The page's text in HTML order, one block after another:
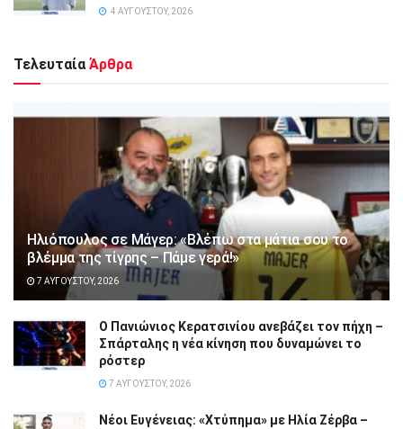
4 ΑΥΓΟΎΣΤΟΥ, 2026
Τελευταία Άρθρα
Ηλιόπουλος σε Μάγερ: «Βλέπω στα μάτια σου το
βλέμμα της τίγρης – Πάμε γερά!»
7 ΑΥΓΟΎΣΤΟΥ, 2026
Ο Πανιώνιος Κερατσινίου ανεβάζει τον πήχη –
Σπάρταλης η νέα κίνηση που δυναμώνει το
ρόστερ
7 ΑΥΓΟΎΣΤΟΥ, 2026
Νέοι Ευγένειας: «Χτύπημα» με Ηλία Ζέρβα –